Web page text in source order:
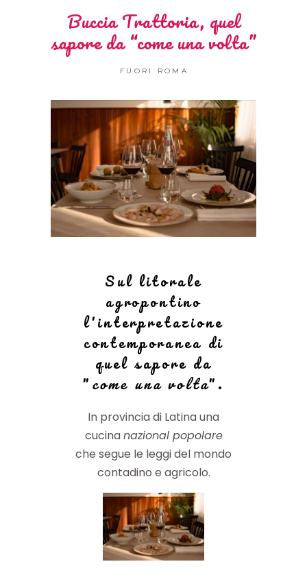
Buccia Trattoria, quel
sapore da “come una volta”
FUORI ROMA
Sul litorale
agropontino
l'interpretazione
contemporanea di
quel sapore da
"come una volta".
In provincia di Latina una
cucinanazional popolare
che segue le leggi del mondo
contadino e agricolo.